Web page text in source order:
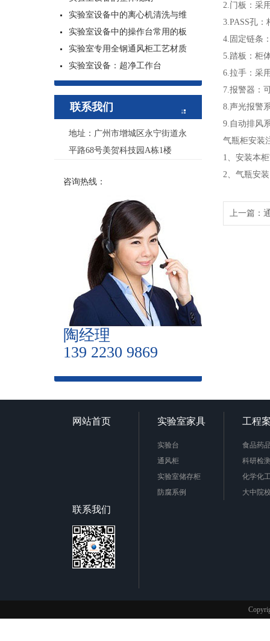
实验室设备中的离心机清洗与维
实验室设备中的操作台常用的板
实验室专用全钢通风柜工艺材质
实验室设备：超净工作台
联系我们
地址：广州市增城区永宁街道永
平路68号美贺科技园A栋1楼
咨询热线：
陶经理
139 2230 9869
2.门板：采
3.PASS孔：
4. 固定链条
5.踏板：柜
6.拉手：采
7.报警器：
8.声光报警
9. 自动排风
气瓶柜安装
1、安装本
2、气瓶安装
上一篇：
网站首页 实验室家具
实验台
通风柜
实验室储存柜
防腐系例
工程
食品药
科研检
化学化
大中院
联系我们